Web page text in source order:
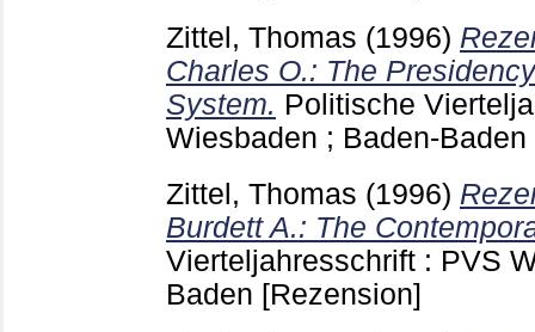
Zittel, Thomas (1996)
Charles O.: The
System. Politische
Wiesbaden ; Baden-Baden
Zittel, Thomas (1996)
Burdett A.: The
Vierteljahresschrift : PVS
Baden [Rezension]